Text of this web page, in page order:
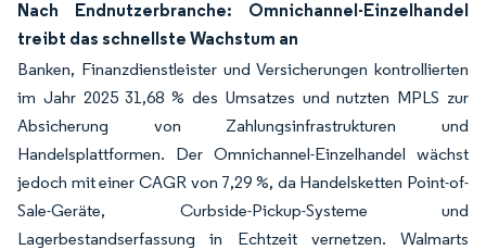
Nach Endnutzerbranche: Omnichannel-Einzelhandel
treibt das schnellste Wachstum an
Banken, Finanzdienstleister und Versicherungen kontrollierten
im Jahr 2025 31,68 % des Umsatzes und nutzten MPLS zur
Absicherung von Zahlungsinfrastrukturen und
Handelsplattformen. Der Omnichannel-Einzelhandel wächst
jedoch mit einer CAGR von 7,29 %, da Handelsketten Point-of-
Sale-Geräte, Curbside-Pickup-Systeme und
Lagerbestandserfassung in Echtzeit vernetzen. Walmarts